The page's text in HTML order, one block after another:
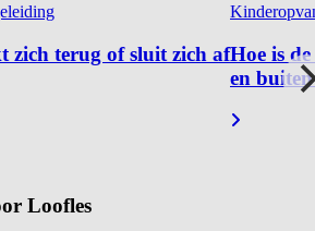
terug of sluit zich afHoe is
en
Loofles